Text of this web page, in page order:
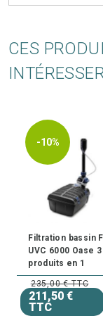
CES
INTÉRESSER
-10%
Filtration bassin
UVC 6000 Oase 3
produits en 1
235,00 € TTC
211,50 €
TTC